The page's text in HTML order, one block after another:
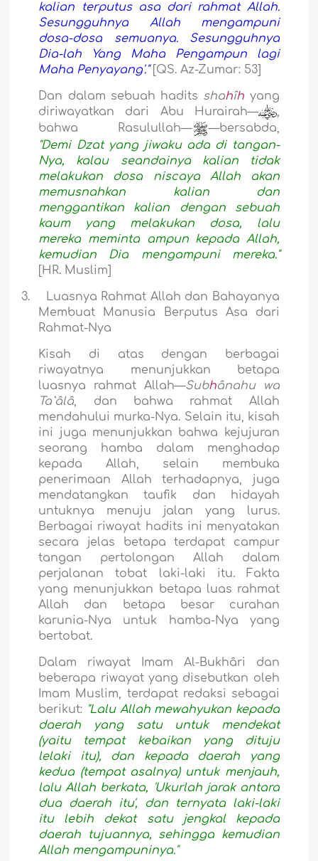
kalian terputus asa dari rahmat Allah.
Sesungguhnya Allah mengampuni
dosa-dosa semuanya. Sesungguhnya
Dia-lah Yang Maha Pengampun lagi
Maha Penyayang'."[QS. Az-Zumar: 53]
Dan dalam sebuah hadits shahîh yang
diriwayatkan dari Abu Hurairah—
,
bahwa Rasulullah—
—bersabda,
"Demi Dzat yang jiwaku ada di tangan-
Nya, kalau seandainya kalian tidak
melakukan dosa niscaya Allah akan
memusnahkan kalian dan
menggantikan kalian dengan sebuah
kaum yang melakukan dosa, lalu
mereka meminta ampun kepada Allah,
kemudian Dia mengampuni mereka."
[HR. Muslim]
3.
Luasnya Rahmat Allah dan Bahayanya
Membuat Manusia Berputus Asa dari
Rahmat-Nya
Kisah di atas dengan berbagai
riwayatnya menunjukkan betapa
luasnya rahmat Allah—Subhânahu wa
Ta`âlâ, dan bahwa rahmat Allah
mendahului murka-Nya. Selain itu, kisah
ini juga menunjukkan bahwa kejujuran
seorang hamba dalam menghadap
kepada Allah, selain membuka
penerimaan Allah terhadapnya, juga
mendatangkan taufik dan hidayah
untuknya menuju jalan yang lurus.
Berbagai riwayat hadits ini menyatakan
secara jelas betapa terdapat campur
tangan pertolongan Allah dalam
perjalanan tobat laki-laki itu. Fakta
yang menunjukkan betapa luas rahmat
Allah dan betapa besar curahan
karunia-Nya untuk hamba-Nya yang
bertobat.
Dalam riwayat Imam Al-Bukhâri dan
beberapa riwayat yang disebutkan oleh
Imam Muslim, terdapat redaksi sebagai
berikut: "Lalu Allah mewahyukan kepada
daerah yang satu untuk mendekat
(yaitu tempat kebaikan yang dituju
lelaki itu), dan kepada daerah yang
kedua (tempat asalnya) untuk menjauh,
lalu Allah berkata, 'Ukurlah jarak antara
dua daerah itu', dan ternyata laki-laki
itu lebih dekat satu jengkal kepada
daerah tujuannya, sehingga kemudian
Allah mengampuninya."